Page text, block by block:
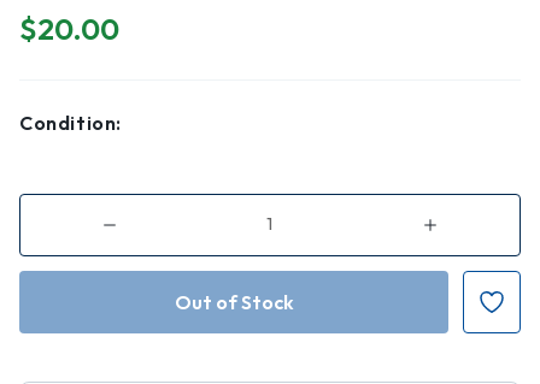
$20.00
Condition:
Decrease
of
Naissance
Purgatoire
Increase
of
Naissance
Purgatoire